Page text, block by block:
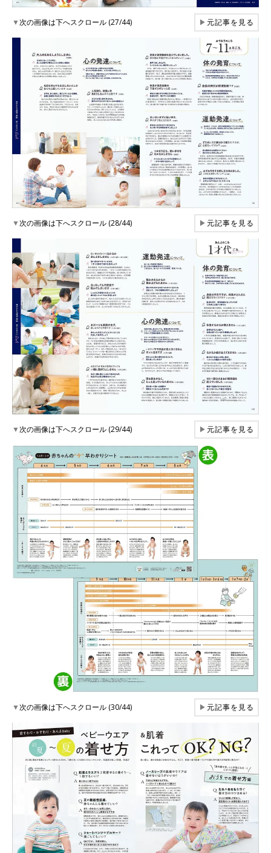
▼次の画像は下へスクロール (27/44) ▶元記事を見る
▼次の画像は下へスクロール (28/44) ▶元記事を見る
▼次の画像は下へスクロール (29/44) ▶元記事を見る
▼次の画像は下へスクロール (30/44) ▶元記事を見る